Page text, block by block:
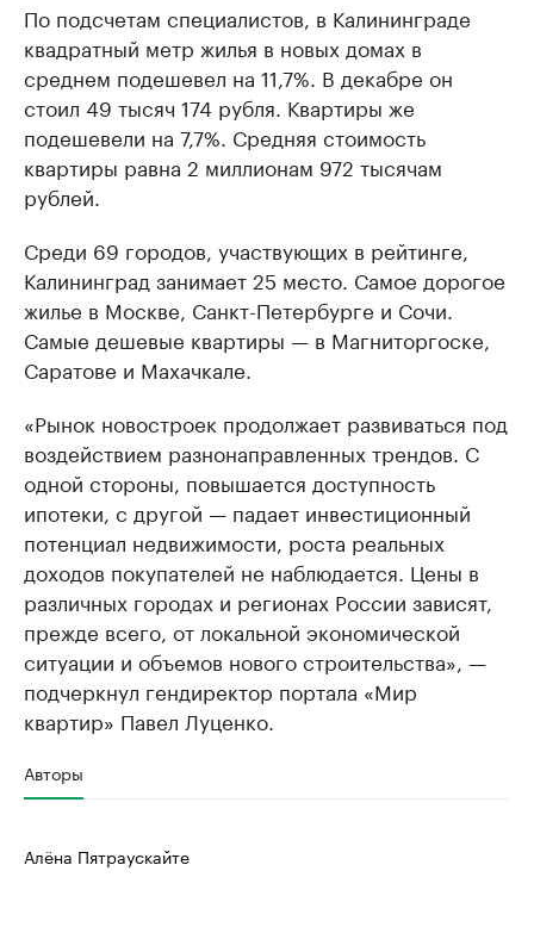
По подсчетам специалистов, в Калининграде
квадратный метр жилья в новых домах в
среднем подешевел на 11,7%. В декабре он
стоил 49 тысяч 174 рубля. Квартиры же
подешевели на 7,7%. Средняя стоимость
квартиры равна 2 миллионам 972 тысячам
рублей.
Среди 69 городов, участвующих в рейтинге,
Калининград занимает 25 место. Самое дорогое
жилье в Москве, Санкт-Петербурге и Сочи.
Самые дешевые квартиры — в Магниторгоске,
Саратове и Махачкале.
«Рынок новостроек продолжает развиваться под
воздействием разнонаправленных трендов. С
одной стороны, повышается доступность
ипотеки, с другой — падает инвестиционный
потенциал недвижимости, роста реальных
доходов покупателей не наблюдается. Цены в
различных городах и регионах России зависят,
прежде всего, от локальной экономической
ситуации и объемов нового строительства», —
подчеркнул гендиректор портала «Мир
квартир» Павел Луценко.
Авторы
Алёна Пятраускайте